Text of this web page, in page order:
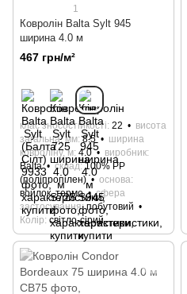
1
Ковролін Balta Sylt 945
ширина 4.0 м
467 грн/м²
клас зносостійкості 22
висота
загальна, мм 8.5
ширина
ковроліну, м 4.0
виробник
Bаltа
склад 100% РР
(поліпропілен)
основа
войлок, термо
сфера
застосування побутовий
Колір світло-сірий